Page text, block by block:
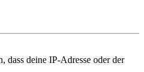
dass deine IP-Adresse oder der